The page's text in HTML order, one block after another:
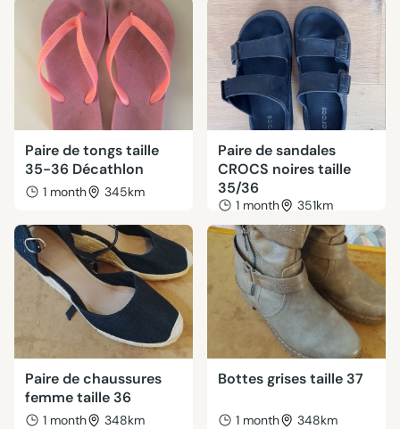
Paire de tongs taille
35-36 Décathlon
1 month 345km
Paire de sandales
CROCS noires taille
35/36
1 month 351km
Paire de chaussures
femme taille 36
1 month 348km
Bottes grises taille 37
1 month 348km